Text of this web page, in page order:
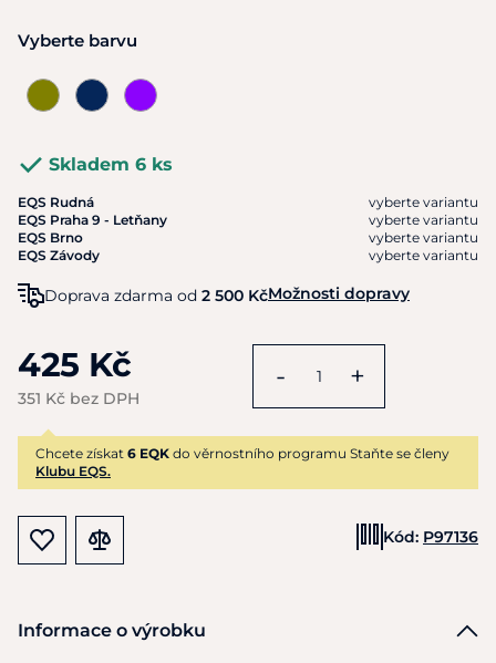
Vyberte barvu
Skladem 6 ks
EQS Rudná
vyberte variantu
EQS Praha 9 - Letňany
vyberte variantu
EQS Brno
vyberte variantu
EQS Závody
vyberte variantu
Doprava zdarma od 2 500 KčMožnosti dopravy
425 Kč
351 Kč bez DPH
- +
Chcete získat 6 EQK do věrnostního programu Staňte se členy
Klubu EQS.
Kód: P97136
Informace o výrobku